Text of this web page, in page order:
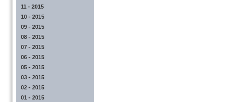
11 - 2015
10 - 2015
09 - 2015
08 - 2015
07 - 2015
06 - 2015
05 - 2015
03 - 2015
02 - 2015
01 - 2015